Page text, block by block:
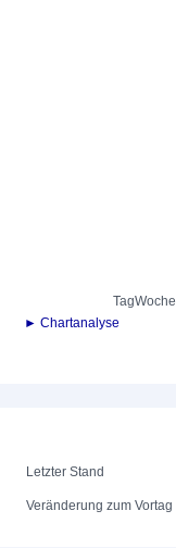
TagWoche
► Chartanalyse
Letzter Stand
Veränderung zum Vortag